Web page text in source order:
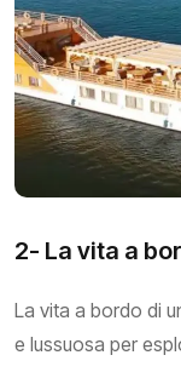
2- La vita a
La vita a bordo di
e lussuosa per